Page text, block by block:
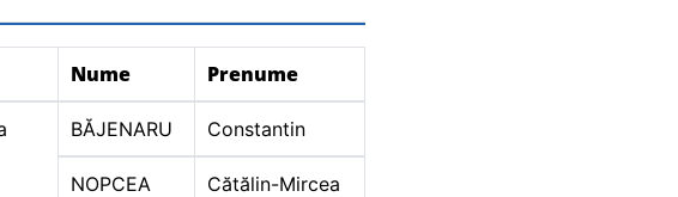
Nume Prenume
BĂJENARU Constantin
NOPCEA Cătălin-Mircea